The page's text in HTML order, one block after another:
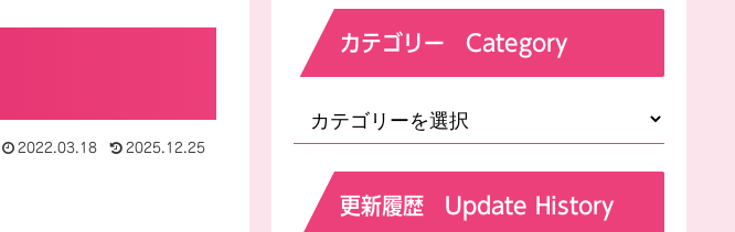
2022.03.18 2025.12.25
カテゴリー Category
更新履歴 Update History